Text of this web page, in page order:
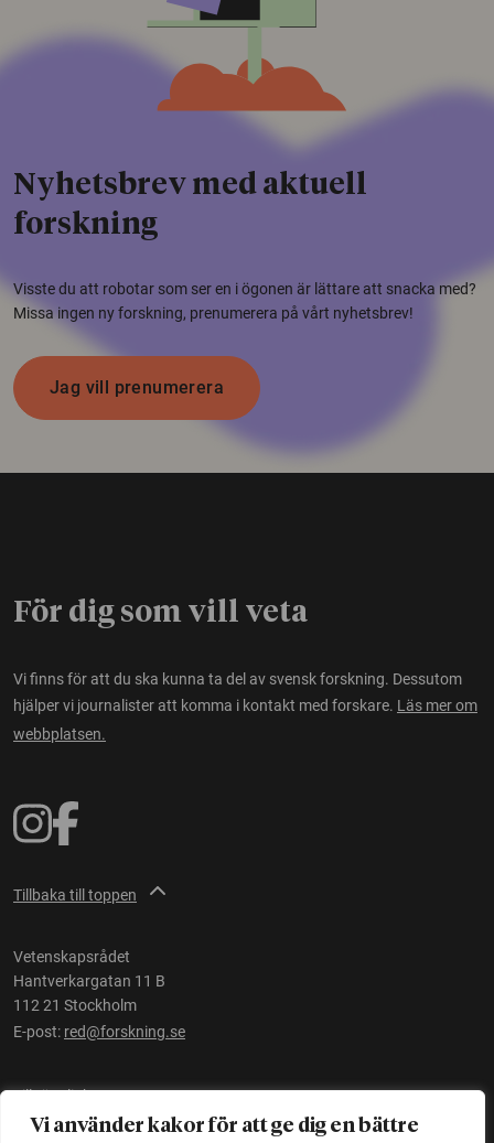
Vi använder kakor för att ge dig en bättre
Nyhetsbrev med aktuell
forskning
Visste du att robotar som ser en i ögonen är lättare att snacka med?
Missa ingen ny forskning, prenumerera på vårt nyhetsbrev!
Jag vill prenumerera
För dig som vill veta
Vi finns för att du ska kunna ta del av svensk forskning. Dessutom
hjälper vi journalister att komma i kontakt med forskare. Läs mer om
webbplatsen.
Tillbaka till toppen
Vetenskapsrådet
Hantverkargatan 11 B
112 21 Stockholm
E-post: red@forskning.se
Tillgänglighet